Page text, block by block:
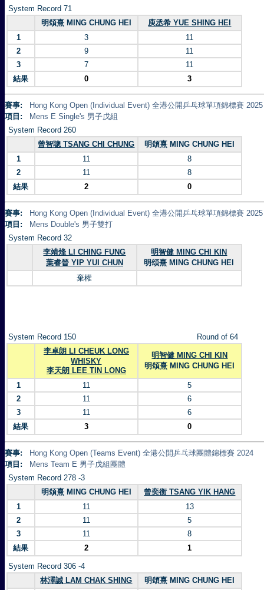
System Record 71
明頌熹 MING CHUNG HEI
庾丞希 YUE SHING HEI
1
3
11
2
9
11
3
7
11
結果
0 3
賽事:
Hong Kong Open (Individual Event) 全港公開乒乓球單項錦標賽 2025
項目:
Mens E Single's 男子戊組
System Record 260
曾智聰 TSANG CHI CHUNG
明頌熹 MING CHUNG HEI
1
11
8
2
11
8
結果
2 0
賽事:
Hong Kong Open (Individual Event) 全港公開乒乓球單項錦標賽 2025
項目:
Mens Double's 男子雙打
System Record 32
李靖烽 LI CHING FUNG
葉睿晉 YIP YUI CHUN
明智健 MING CHI KIN
明頌熹 MING CHUNG HEI
棄權
System Record 150
Round of 64
李卓朗 LI CHEUK LONG
WHISKY
李天朗 LEE TIN LONG
明智健 MING CHI KIN
明頌熹 MING CHUNG HEI
1 11
5
2
11
6
3
11
6
結果
3 0
賽事:
Hong Kong Open (Teams Event) 全港公開乒乓球團體錦標賽 2024
項目:
Mens Team E 男子戊組團體
System Record 278 -3
明頌熹 MING CHUNG HEI
曾奕衡 TSANG YIK HANG
1
11
13
2
11
5
3
11
8
結果
2 1
System Record 306 -4
林澤誠 LAM CHAK SHING
明頌熹 MING CHUNG HEI